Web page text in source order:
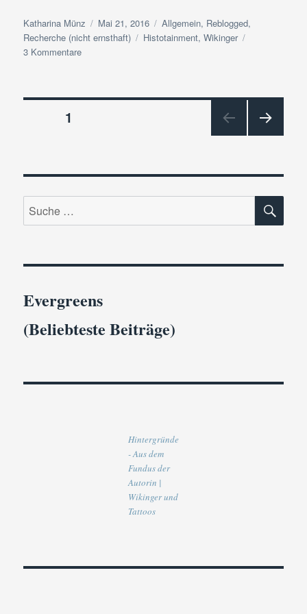
Autor
Katharina Münz
Veröffentlicht
am
Mai 21, 2016 Kategorien
Allgemein, Reblogged,
Recherche (nicht ernsthaft)
Schlagwörter
Histotainment,Wikinger
3 Kommentarezu
Wikinger-
Beitragsnavigation
1
E
Suche
nach:
Evergreens
(Beliebteste Beiträge)
Hintergründe
- Aus dem
Fundus der
Autorin |
Wikinger und
Tattoos